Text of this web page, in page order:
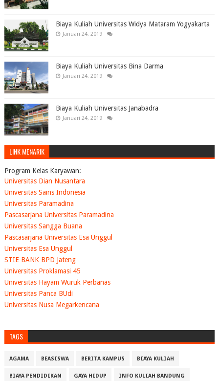
Biaya Kuliah Universitas Widya Mataram Yogyakarta
Januari 24, 2019
Biaya Kuliah Universitas Bina Darma
Januari 24, 2019
Biaya Kuliah Universitas Janabadra
Januari 24, 2019
LINK MENARIK
Program Kelas Karyawan:
Universitas Dian Nusantara
Universitas Sains Indonesia
Universitas Paramadina
Pascasarjana Universitas Paramadina
Universitas Sangga Buana
Pascasarjana Universitas Esa Unggul
Universitas Esa Unggul
STIE BANK BPD Jateng
Universitas Proklamasi 45
Universitas Hayam Wuruk Perbanas
Universitas Panca BUdi
Universitas Nusa Megarkencana
TAGS
AGAMA BEASISWA BERITA KAMPUS BIAYA KULIAH
BIAYA PENDIDIKAN GAYA HIDUP INFO KULIAH BANDUNG